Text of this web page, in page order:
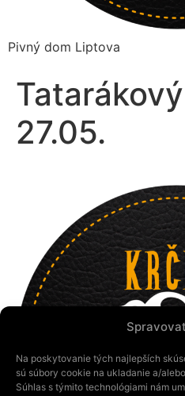
Na poskytovanie tých najlepších
sú súbory cookie na ukladanie a/
Súhlas s týmito technológiami nám
Pivný dom Liptova
27.05.